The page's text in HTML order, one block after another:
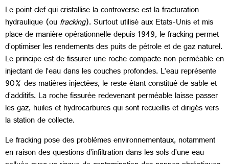
Le point clef qui cristallise la controverse est la fracturation
hydraulique (oufracking). Surtout utilisé aux Etats-Unis et mis
place de manière opérationnelle depuis 1949, le fracking permet
d’optimiser les rendements des puits de pétrole et de gaz naturel.
Le principe est de fissurer une roche compacte non perméable en
injectant de l’eau dans les couches profondes. L’eau représente
90% des matières injectées, le reste étant constitué de sable et
d’additifs. La roche fissurée redevenant perméable laisse passer
les gaz, huiles et hydrocarbures qui sont recueillis et dirigés vers
la station de collecte.
Le fracking pose des problèmes environnementaux, notamment
en raison des questions d’infiltration dans les sols d’une eau